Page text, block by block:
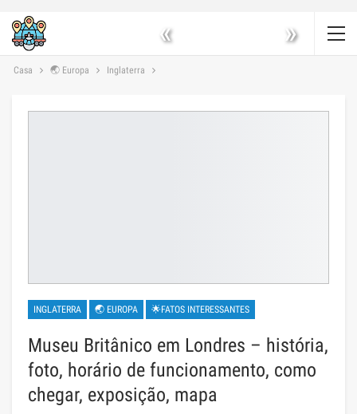
« »
Casa 🌏 Europa Inglaterra
INGLATERRA 🌏 EUROPA 🌟FATOS INTERESSANTES
Museu Britânico em Londres – história,
foto, horário de funcionamento, como
chegar, exposição, mapa